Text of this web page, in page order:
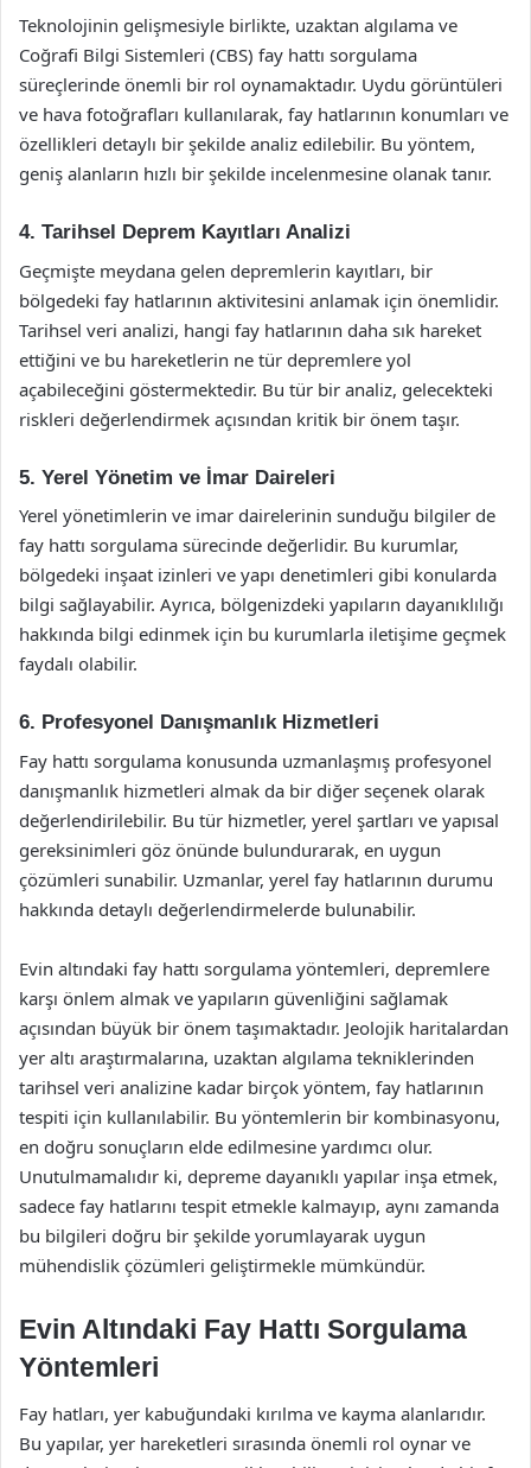
Teknolojinin gelişmesiyle birlikte, uzaktan algılama ve
Coğrafi Bilgi Sistemleri (CBS) fay hattı sorgulama
süreçlerinde önemli bir rol oynamaktadır. Uydu görüntüleri
ve hava fotoğrafları kullanılarak, fay hatlarının konumları ve
özellikleri detaylı bir şekilde analiz edilebilir. Bu yöntem,
geniş alanların hızlı bir şekilde incelenmesine olanak tanır.
4. Tarihsel Deprem Kayıtları Analizi
Geçmişte meydana gelen depremlerin kayıtları, bir
bölgedeki fay hatlarının aktivitesini anlamak için önemlidir.
Tarihsel veri analizi, hangi fay hatlarının daha sık hareket
ettiğini ve bu hareketlerin ne tür depremlere yol
açabileceğini göstermektedir. Bu tür bir analiz, gelecekteki
riskleri değerlendirmek açısından kritik bir önem taşır.
5. Yerel Yönetim ve İmar Daireleri
Yerel yönetimlerin ve imar dairelerinin sunduğu bilgiler de
fay hattı sorgulama sürecinde değerlidir. Bu kurumlar,
bölgedeki inşaat izinleri ve yapı denetimleri gibi konularda
bilgi sağlayabilir. Ayrıca, bölgenizdeki yapıların dayanıklılığı
hakkında bilgi edinmek için bu kurumlarla iletişime geçmek
faydalı olabilir.
6. Profesyonel Danışmanlık Hizmetleri
Fay hattı sorgulama konusunda uzmanlaşmış profesyonel
danışmanlık hizmetleri almak da bir diğer seçenek olarak
değerlendirilebilir. Bu tür hizmetler, yerel şartları ve yapısal
gereksinimleri göz önünde bulundurarak, en uygun
çözümleri sunabilir. Uzmanlar, yerel fay hatlarının durumu
hakkında detaylı değerlendirmelerde bulunabilir.
Evin altındaki fay hattı sorgulama yöntemleri, depremlere
karşı önlem almak ve yapıların güvenliğini sağlamak
açısından büyük bir önem taşımaktadır. Jeolojik haritalardan
yer altı araştırmalarına, uzaktan algılama tekniklerinden
tarihsel veri analizine kadar birçok yöntem, fay hatlarının
tespiti için kullanılabilir. Bu yöntemlerin bir kombinasyonu,
en doğru sonuçların elde edilmesine yardımcı olur.
Unutulmamalıdır ki, depreme dayanıklı yapılar inşa etmek,
sadece fay hatlarını tespit etmekle kalmayıp, aynı zamanda
bu bilgileri doğru bir şekilde yorumlayarak uygun
mühendislik çözümleri geliştirmekle mümkündür.
Evin Altındaki Fay Hattı Sorgulama
Yöntemleri
Fay hatları, yer kabuğundaki kırılma ve kayma alanlarıdır.
Bu yapılar, yer hareketleri sırasında önemli rol oynar ve